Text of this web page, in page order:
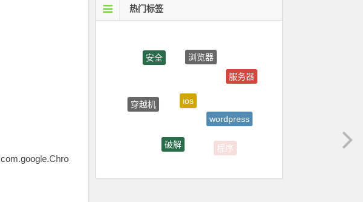
com.google.Chro
热门标签
安全 浏览器
服务器
穿越机
程序